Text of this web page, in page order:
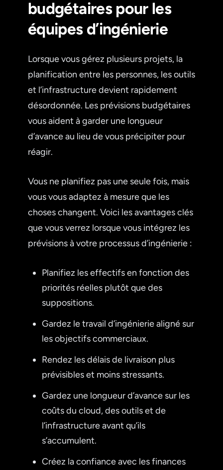
budgétaires pour les
équipes d’ingénierie
Lorsque vous gérez plusieurs projets, la
planification entre les personnes, les outils
et l’infrastructure devient rapidement
désordonnée. Les prévisions budgétaires
vous aident à garder une longueur
d’avance au lieu de vous précipiter pour
réagir.
Vous ne planifiez pas une seule fois, mais
vous vous adaptez à mesure que les
choses changent. Voici les avantages clés
que vous verrez lorsque vous intégrez les
prévisions à votre processus d’ingénierie :
Planifiez les effectifs en fonction des
priorités réelles plutôt que des
suppositions.
Gardez le travail d’ingénierie aligné sur
les objectifs commerciaux.
Rendez les délais de livraison plus
prévisibles et moins stressants.
Gardez une longueur d’avance sur les
coûts du cloud, des outils et de
l’infrastructure avant qu’ils
s’accumulent.
Créez la confiance avec les finances